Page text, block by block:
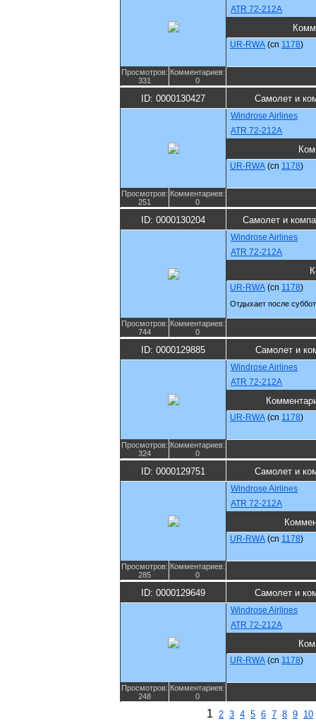
ATR 72-212A
UR-RWA (cn 1178)
Просмотров:
331
Комментариев:
0
ID: 0000130427 Самолет и
Windrose Airlines
ATR 72-212A
UR-RWA (cn 1178)
Просмотров:
251
Комментариев:
0
ID: 0000130204 Самолет и
Windrose Airlines
ATR 72-212A
UR-RWA (cn 1178)
Отдыхает после
Просмотров:
744
Комментариев:
0
ID: 0000129885 Самолет и
Windrose Airlines
ATR 72-212A
UR-RWA (cn 1178)
Просмотров:
324
Комментариев:
0
ID: 0000129751 Самолет и
Windrose Airlines
ATR 72-212A
UR-RWA (cn 1178)
Просмотров:
285
Комментариев:
0
ID: 0000129649 Самолет и
Windrose Airlines
ATR 72-212A
UR-RWA (cn 1178)
Просмотров:
248
Комментариев:
0
1 2 3 4 5 6 7 8 9 10